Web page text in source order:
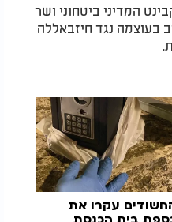
המדיני ביטחוני ושר
בעוצמה נגד חיזבאללה
עקרו את